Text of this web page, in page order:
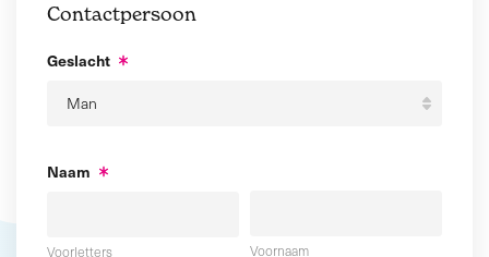
Contactpersoon
Geslacht
Naam
Voorletters Voornaam